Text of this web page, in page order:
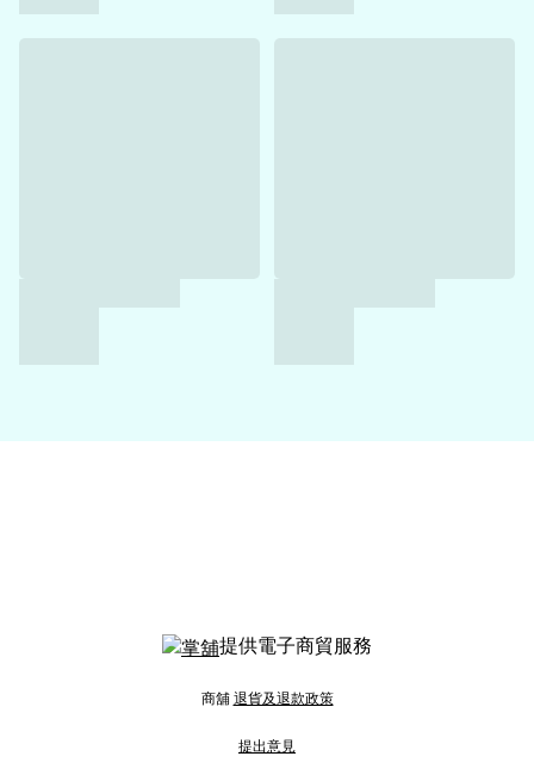
提供電子商貿服務
商舖 退貨及退款政策
提出意見